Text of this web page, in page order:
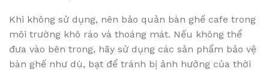
Khi không sử dụng, nên bảo quản bàn ghế cafe trong
môi trường khô ráo và thoáng mát. Nếu không thể
đưa vào bên trong, hãy sử dụng các sản phẩm bảo vệ
bàn ghế như dù, bạt để tránh bị ảnh hưởng của thời